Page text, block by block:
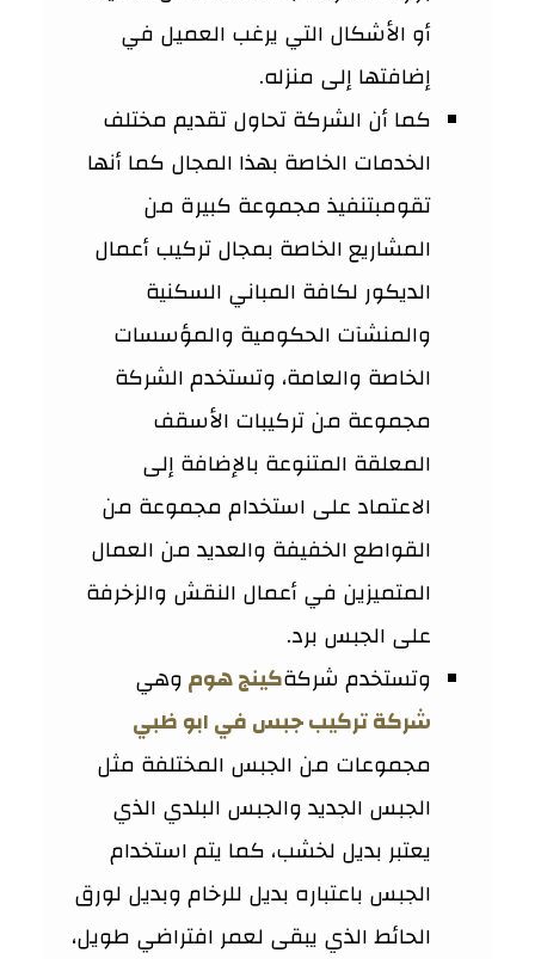
أو الأشكال التي يرغب العميل في
إضافتها إلى منزله.
كما أن الشركة تحاول تقديم مختلف
الخدمات الخاصة بهذا المجال كما أنها
تقومبتنفيذ مجموعة كبيرة من
المشاريع الخاصة بمجال تركيب أعمال
الديكور لكافة المباني السكنية
والمنشآت الحكومية والمؤسسات
الخاصة والعامة، وتستخدم الشركة
مجموعة من تركيبات الأسقف
المعلقة المتنوعة بالإضافة إلى
الاعتماد على استخدام مجموعة من
القواطع الخفيفة والعديد من العمال
المتميزين في أعمال النقش والزخرفة
على الجبس برد.
وتستخدم شركةكينج هوموهي
شركة تركيب جبس في ابو ظبي
مجموعات من الجبس المختلفة مثل
الجبس الجديد والجبس البلدي الذي
يعتبر بديل لخشب، كما يتم استخدام
الجبس باعتباره بديل للرخام وبديل لورق
الحائط الذي يبقى لعمر افتراضي طويل،